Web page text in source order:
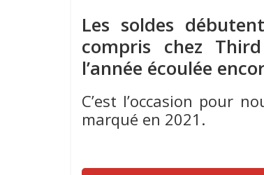
Les soldes
compris chez
l’année écoulée
C’est l’occasion pour
marqué en 2021.